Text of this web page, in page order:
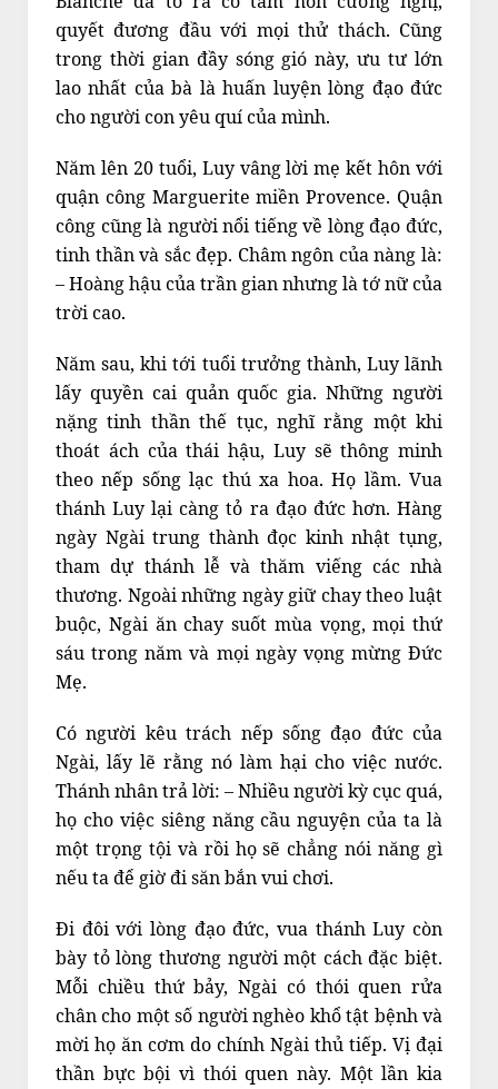
quyết đương đầu với mọi thử thách. Cũng
trong thời gian đầy sóng gió này, ưu tư lớn
lao nhất của bà là huấn luyện lòng đạo đức
cho người con yêu quí của mình.
Năm lên 20 tuổi, Luy vâng lời mẹ kết hôn với
quận công Marguerite miền Provence. Quận
công cũng là người nổi tiếng về lòng đạo đức,
tinh thần và sắc đẹp. Châm ngôn của nàng là:
– Hoàng hậu của trần gian nhưng là tớ nữ của
trời cao.
Năm sau, khi tới tuổi trưởng thành, Luy lãnh
lấy quyền cai quản quốc gia. Những người
nặng tinh thần thế tục, nghĩ rằng một khi
thoát ách của thái hậu, Luy sẽ thông minh
theo nếp sống lạc thú xa hoa. Họ lầm. Vua
thánh Luy lại càng tỏ ra đạo đức hơn. Hàng
ngày Ngài trung thành đọc kinh nhật tụng,
tham dự thánh lễ và thăm viếng các nhà
thương. Ngoài những ngày giữ chay theo luật
buộc, Ngài ăn chay suốt mùa vọng, mọi thứ
sáu trong năm và mọi ngày vọng mừng Đức
Mẹ.
Có người kêu trách nếp sống đạo đức của
Ngài, lấy lẽ rằng nó làm hại cho việc nước.
Thánh nhân trả lời: – Nhiều người kỳ cục quá,
họ cho việc siêng năng cầu nguyện của ta là
một trọng tội và rồi họ sẽ chẳng nói năng gì
nếu ta để giờ đi săn bắn vui chơi.
Đi đôi với lòng đạo đức, vua thánh Luy còn
bày tỏ lòng thương người một cách đặc biệt.
Mỗi chiều thứ bảy, Ngài có thói quen rửa
chân cho một số người nghèo khổ tật bệnh và
mời họ ăn cơm do chính Ngài thủ tiếp. Vị đại
thần bực bội vì thói quen này. Một lần kia